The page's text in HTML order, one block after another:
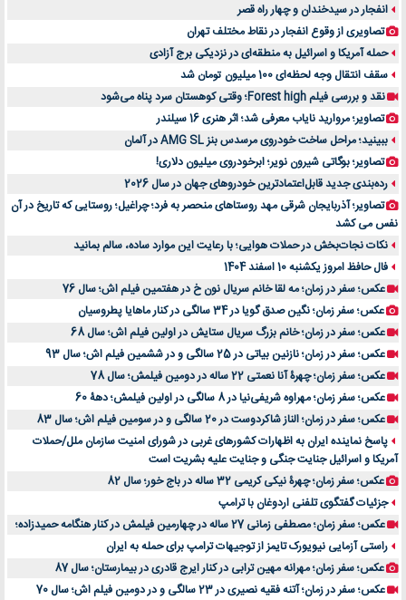
انفجار در سیدخندان و چهار راه قصر
تصاویری از وقوع انفجار در نقاط مختلف تهران
حمله آمریکا و اسرائیل به منطقه‌ای در نزدیکی برج آزادی
سقف انتقال وجه لحظه‌ای 100 میلیون تومان شد
نقد و بررسی فیلم Forest high؛ وقتی کوهستان سرد پناه می‌شود
تصاویر؛ مروارید نایاب معرفی شد؛ اثر هنری 16 سیلندر
ببینید؛ مراحل ساخت خودروی مرسدس بنز AMG SL در آلمان
تصاویر؛ بوگاتی شیرون نویر؛ ابرخودروی میلیون دلاری!
رده‌بندی جدید قابل‌اعتمادترین خودروهای جهان در سال 2026
تصاویر؛ آذربایجان شرقی مهد روستاهای منحصر به فرد؛ چراغیل؛ روستایی که تاریخ در آن
نفس می کشد
نکات نجات‌بخش در حملات هوایی؛ با رعایت این موارد ساده، سالم بمانید
فال حافظ امروز یکشنبه 10 اسفند 1404
عکس؛ سفر در زمان؛ مه لقا خانم سریال نون خ در هفتمین فیلم اش؛ سال 76
عکس؛ سفر زمان؛ نگین صدق گویا در 34 سالگی در کنار ماهایا پطروسیان
عکس؛ سفر در زمان؛ خانم بزرگ سریال ستایش در اولین فیلم اش؛ سال 68
عکس؛ سفر در زمان؛ نازنین بیاتی در 25 سالگی و در ششمین فیلم اش؛ سال 93
عکس؛ سفر زمان؛ چهرۀ آنا نعمتی 22 ساله در دومین فیلمش؛ سال 78
عکس؛ سفر زمان؛ مهراوه شریفی‌نیا در 8 سالگی در اولین فیلمش؛ دهۀ 60
عکس؛ سفر در زمان؛ الناز شاکردوست در 20 سالگی و در سومین فیلم اش؛ سال 83
پاسخ نماینده ایران به اظهارات کشورهای غربی در شورای امنیت سازمان ملل/حملات
آمریکا و اسرائیل جنایت جنگی و جنایت علیه بشریت است
عکس؛ سفر زمان؛ چهرۀ نیکی کریمی 32 ساله در باج خور؛ سال 82
جزئیات گفتگوی تلفنی اردوغان با ترامپ
عکس؛ سفر زمان؛ مصطفی زمانی 27 ساله در چهارمین فیلمش در کنار هنگامه حمیدزاده؛
راستی آزمایی نیویورک تایمز از توجیهات ترامپ برای حمله به ایران
عکس؛ سفر زمان؛ مهرانه مهین ترابی در کنار ایرج قادری در بیمارستان؛ سال 87
عکس؛ سفر در زمان؛ آتنه فقیه نصیری در 23 سالگی و در دومین فیلم اش؛ سال 70